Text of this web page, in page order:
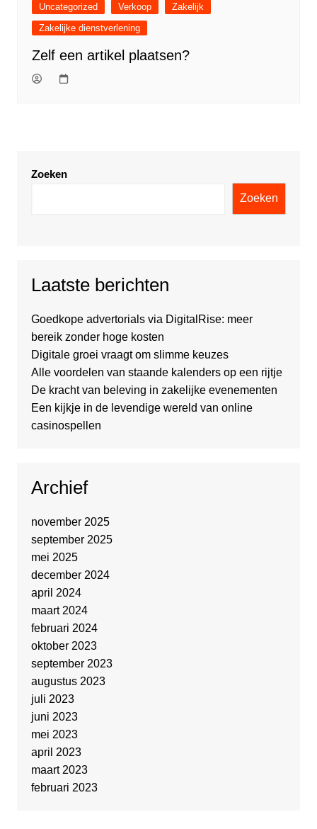
Uncategorized
Verkoop
Zakelijk
Zakelijke dienstverlening
Zelf een artikel plaatsen?
Zoeken
Zoeken
Laatste berichten
Goedkope advertorials via DigitalRise: meer
bereik zonder hoge kosten
Digitale groei vraagt om slimme keuzes
Alle voordelen van staande kalenders op een rijtje
De kracht van beleving in zakelijke evenementen
Een kijkje in de levendige wereld van online
casinospellen
Archief
november 2025
september 2025
mei 2025
december 2024
april 2024
maart 2024
februari 2024
oktober 2023
september 2023
augustus 2023
juli 2023
juni 2023
mei 2023
april 2023
maart 2023
februari 2023